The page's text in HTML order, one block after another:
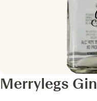
Merrylegs Gin